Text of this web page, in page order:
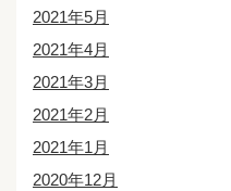
2021年5月
2021年4月
2021年3月
2021年2月
2021年1月
2020年12月